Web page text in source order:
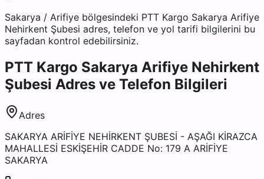
Sakarya / Arifiye bölgesindeki PTT Kargo Sakarya Arifiye
Nehirkent Şubesi adres, telefon ve yol tarifi bilgilerini bu
sayfadan kontrol edebilirsiniz.
PTT Kargo Sakarya Arifiye Nehirkent
Şubesi Adres ve Telefon Bilgileri
Adres
SAKARYA ARİFİYE NEHİRKENT ŞUBESİ - AŞAĞI KİRAZCA
MAHALLESİ ESKİŞEHİR CADDE No: 179 A ARİFİYE
SAKARYA